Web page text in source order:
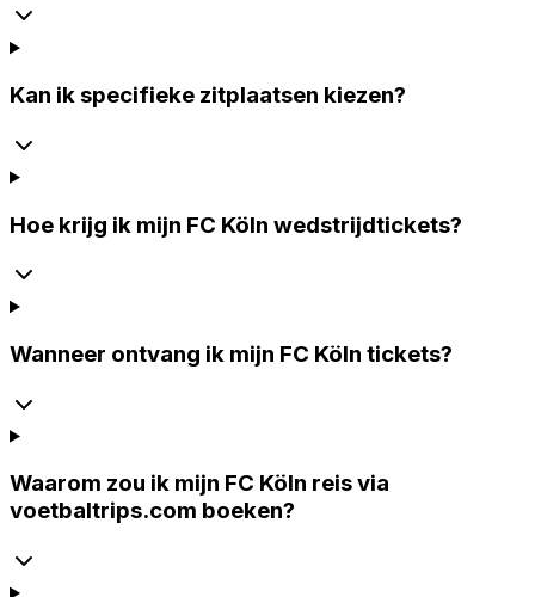
Kan ik specifieke zitplaatsen kiezen?
Hoe krijg ik mijn FC Köln wedstrijdtickets?
Wanneer ontvang ik mijn FC Köln tickets?
Waarom zou ik mijn FC Köln reis via
voetbaltrips.com boeken?